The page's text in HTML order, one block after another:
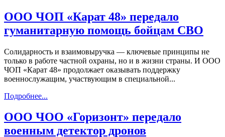
ООО ЧОП «Карат 48» передало
гуманитарную помощь бойцам СВО
Солидарность и взаимовыручка — ключевые принципы не
только в работе частной охраны, но и в жизни страны. И ООО
ЧОП «Карат 48» продолжает оказывать поддержку
военнослужащим, участвующим в специальной...
Подробнее...
ООО ЧОО «Горизонт» передало
военным детектор дронов